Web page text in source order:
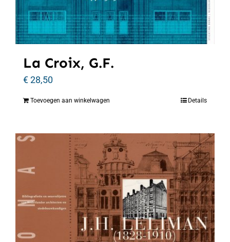
La Croix, G.F.
€28,50
Toevoegen aan winkelwagen Details